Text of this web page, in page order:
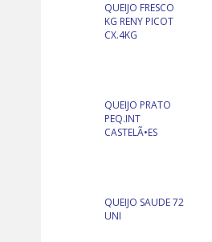
QUEIJO FRESCO
KG RENY PICOT
CX.4KG
QUEIJO PRATO
PEQ.INT
CASTELÃ•ES
QUEIJO SAUDE 72
UNI